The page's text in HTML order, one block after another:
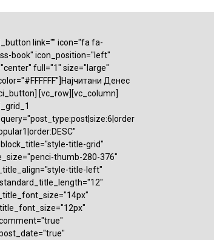
link="" icon="fa fa-
book" icon_position="left"
full="1" size="large"
Денес
[vc_row][vc_column]
title-grid"
thumb-280-376"
title-left"